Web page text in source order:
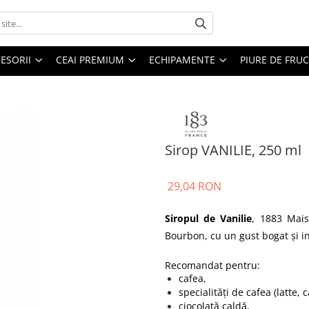
CEAI PREMIUM ECHIPAMENTE PIURE DE
Sirop VANILIE, 250 ml
29,04 RON
Siropul de Vanilie, 1883
Bourbon, cu un gust bogat şi
Recomandat pentru:
cafea,
specialități de cafea (latte,
ciocolată caldă,